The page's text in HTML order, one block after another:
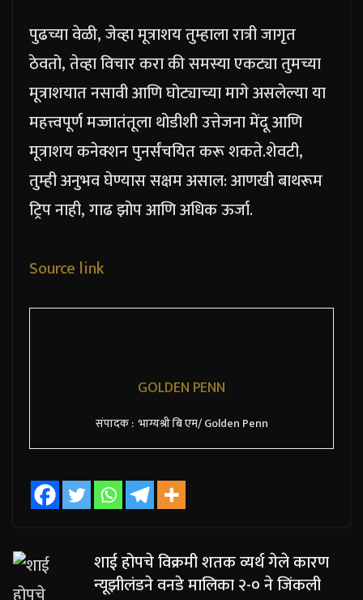
पुढच्या वेळी, जेव्हा मूत्राशय तुम्हाला रात्री जागृत
ठेवतो, तेव्हा विचार करा की समस्या एकट्या तुमच्या
मूत्राशयात नसावी आणि घोट्याच्या मागे असलेल्या या
महत्त्वपूर्ण मज्जातंतूला थोडीशी उत्तेजना मेंदू आणि
मूत्राशय कनेक्शन पुनर्संचयित करू शकते.शेवटी,
तुम्ही अनुभव घेण्यास सक्षम असाल: आणखी बाथरूम
ट्रिप नाही, गाढ झोप आणि अधिक ऊर्जा.
Source link
GOLDEN PENN
संपादक : भाग्यश्री बि एम/ Golden Penn
शाई होपचे विक्रमी शतक व्यर्थ गेले कारण
न्यूझीलंडने वनडे मालिका २-० ने जिंकली